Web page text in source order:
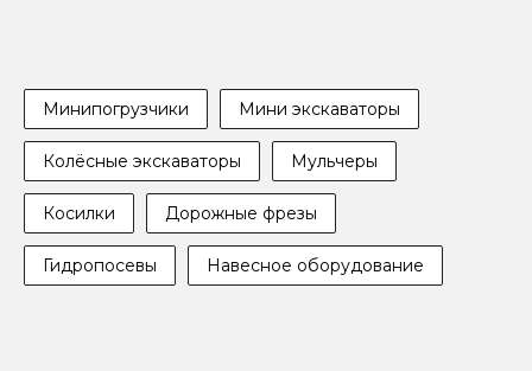
Минипогрузчики Мини экскаваторы
Колёсные экскаваторы Мульчеры
Косилки Дорожные фрезы
Гидропосевы Навесное оборудование